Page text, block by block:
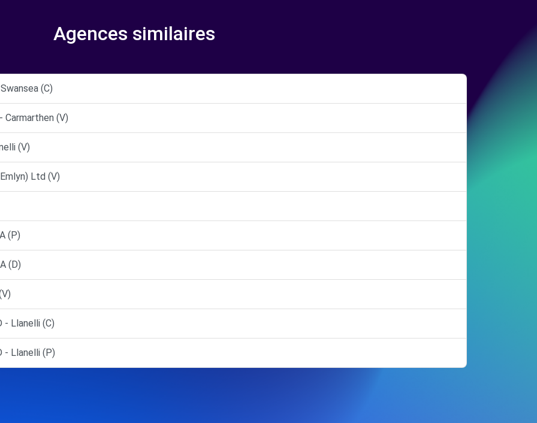
Agences similaires
(C)
Carmarthen (V)
(V)
Ltd (V)
(P)
(D)
- Llanelli (C)
- Llanelli (P)